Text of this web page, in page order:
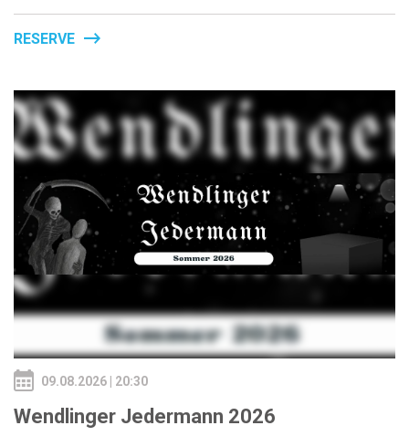
RESERVE
09.08.2026 | 20:30
Wendlinger Jedermann 2026